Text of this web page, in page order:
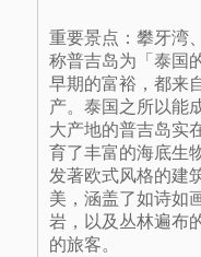
重要景点：攀牙湾
称普吉岛为「泰国
早期的富裕，都来
产。泰国之所以能
大产地的普吉岛实
育了丰富的海底生
发著欧式风格的建
美，涵盖了如诗如
岩，以及丛林遍布
的旅客。